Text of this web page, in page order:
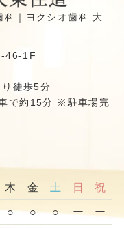
科｜ヨクシオ歯科 大
46-1F
徒歩5分
で約15分 ※駐車場完
木 金 土 日 祝
○ ○ ○ ー ー